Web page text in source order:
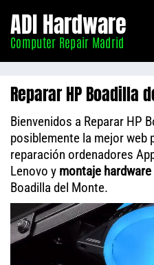
Madrid
ADI Hardware
Computer Repair Madrid
Reparar HP Boadilla
Bienvenidos a Reparar HP
posiblemente la mejor
reparación ordenadores
Lenovo y montaje
Boadilla del Monte.